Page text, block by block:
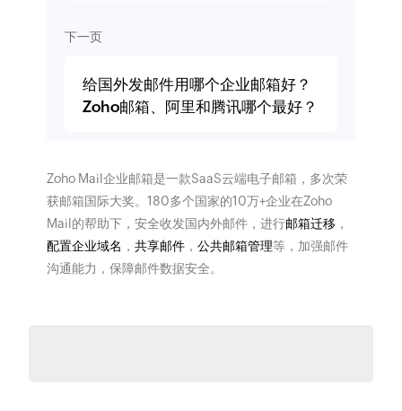
下一页
给国外发邮件用哪个企业邮箱好？
Zoho邮箱、阿里和腾讯哪个最好？
Zoho Mail企业邮箱是一款SaaS云端电子邮箱，多次荣
获邮箱国际大奖。180多个国家的10万+企业在Zoho
Mail的帮助下，安全收发国内外邮件，进行邮箱迁移 ，
配置企业域名 ， 共享邮件， 公共邮箱管理等，加强邮件
沟通能力，保障邮件数据安全。